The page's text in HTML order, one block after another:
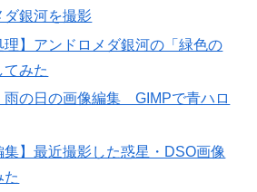
ダ銀河を撮影
理】アンドロメダ銀河の「緑色の
てみた
雨の日の画像編集 GIMPで青ハロ
集】最近撮影した惑星・DSO画像
た